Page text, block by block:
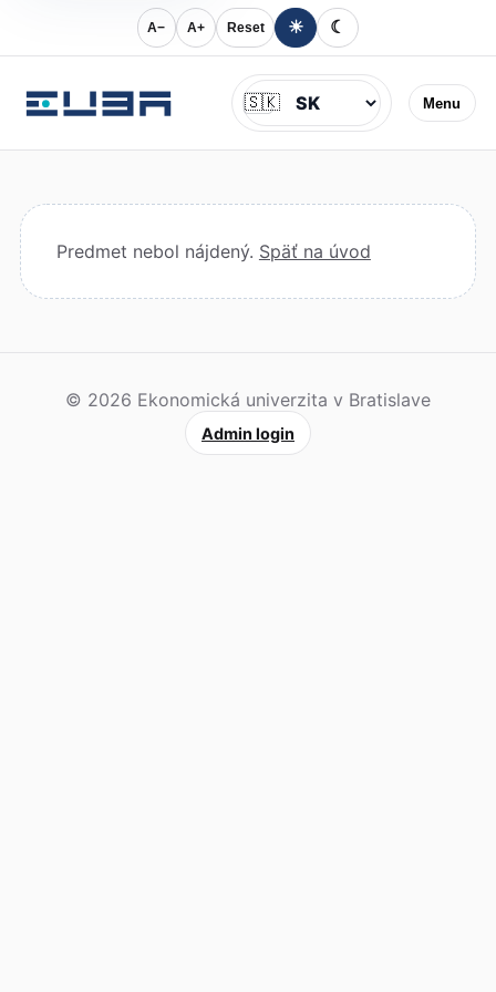
A− A+ Reset ☀ ☾
Menu
Jazyk
🇸🇰
Predmet nebol nájdený. Späť na úvod
© 2026 Ekonomická univerzita v Bratislave
Admin login